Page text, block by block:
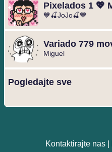
Pixelados 1 💖
💙🍒JoJo🍒💙
Variado 779
Miguel ️
Pogledajte sve
Kontaktirajte nas